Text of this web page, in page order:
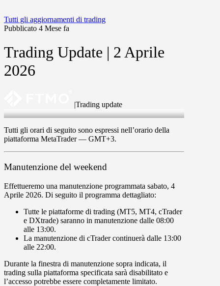
Tutti gli aggiornamenti di trading
Pubblicato 4 Mese fa
Trading Update | 2 Aprile
2026
|Trading update
2 Apr 2026
Tutti gli orari di seguito sono espressi nell’orario della
piattaforma MetaTrader — GMT+3.
Manutenzione del weekend
Effettueremo una manutenzione programmata sabato, 4
Aprile 2026. Di seguito il programma dettagliato:
Tutte le piattaforme di trading (MT5, MT4, cTrader
e DXtrade) saranno in manutenzione dalle 08:00
alle 13:00.
La manutenzione di cTradercontinuerà dalle 13:00
alle 22:00.
Durante la finestra di manutenzione sopra indicata, il
trading sulla piattaforma specificata sarà disabilitato e
l’accesso potrebbe essere completamente limitato.